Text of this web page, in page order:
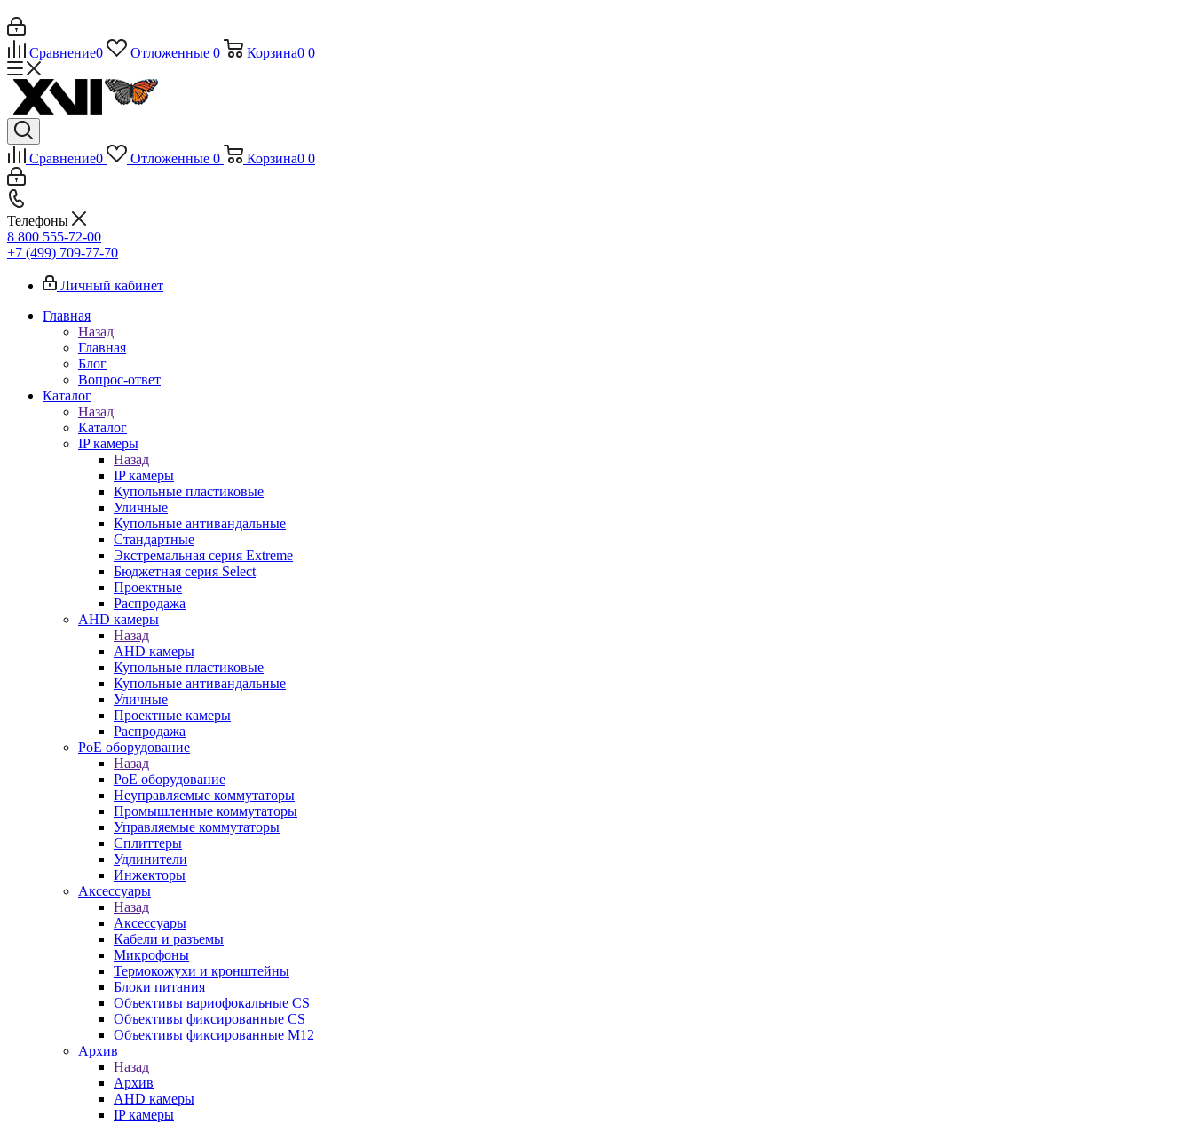
Сравнение0 Отложенные 0 Корзина0 0
Сравнение0 Отложенные 0 Корзина0 0
Телефоны
8 800 555-72-00
+7 (499) 709-77-70
Личный кабинет
Главная
Назад
Главная
Блог
Вопрос-ответ
Каталог
Назад
Каталог
IP камеры
Назад
IP камеры
Купольные пластиковые
Уличные
Купольные антивандальные
Стандартные
Экстремальная серия Extreme
Бюджетная серия Select
Проектные
Распродажа
AHD камеры
Назад
AHD камеры
Купольные пластиковые
Купольные антивандальные
Уличные
Проектные камеры
Распродажа
PoE оборудование
Назад
PoE оборудование
Неуправляемые коммутаторы
Промышленные коммутаторы
Управляемые коммутаторы
Сплиттеры
Удлинители
Инжекторы
Аксессуары
Назад
Аксессуары
Кабели и разъемы
Микрофоны
Термокожухи и кронштейны
Блоки питания
Объективы вариофокальные CS
Объективы фиксированные CS
Объективы фиксированные М12
Архив
Назад
Архив
AHD камеры
IP камеры